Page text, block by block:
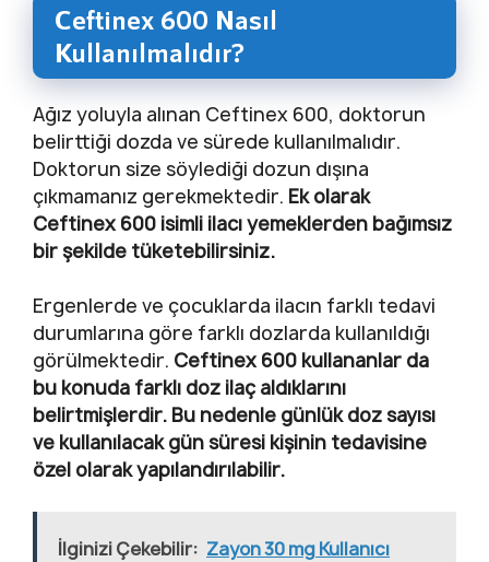
Ceftinex 600 Nasıl
Kullanılmalıdır?
Ağız yoluyla alınan Ceftinex 600, doktorun
belirttiği dozda ve sürede kullanılmalıdır.
Doktorun size söylediği dozun dışına
çıkmamanız gerekmektedir. Ek olarak
Ceftinex 600 isimli ilacı yemeklerden bağımsız
bir şekilde tüketebilirsiniz.
Ergenlerde ve çocuklarda ilacın farklı tedavi
durumlarına göre farklı dozlarda kullanıldığı
görülmektedir. Ceftinex 600 kullananlar da
bu konuda farklı doz ilaç aldıklarını
belirtmişlerdir. Bu nedenle günlük doz sayısı
ve kullanılacak gün süresi kişinin tedavisine
özel olarak yapılandırılabilir.
İlginizi Çekebilir: Zayon 30 mg Kullanıcı